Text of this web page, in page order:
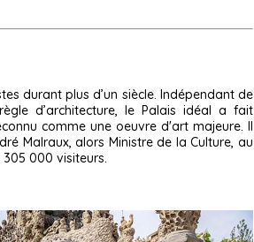
durant plus d’un siècle. Indépendant de
d’architecture, le Palais idéal a fait
comme une oeuvre d'art majeure. Il
Malraux, alors Ministre de la Culture, au
305 000 visiteurs.